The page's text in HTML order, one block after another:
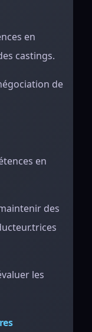
en
castings.
de
en
des
les